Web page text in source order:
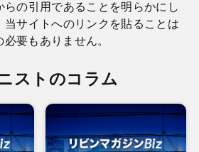
らの引用であることを明らかにし
当サイトへのリンクを貼ることは
要もありません。
ストのコラム